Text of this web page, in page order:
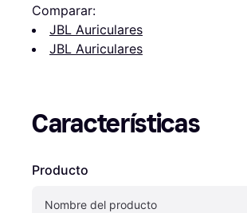
Comparar:
JBL Auriculares
JBL Auriculares
Características
Producto
Nombre del producto